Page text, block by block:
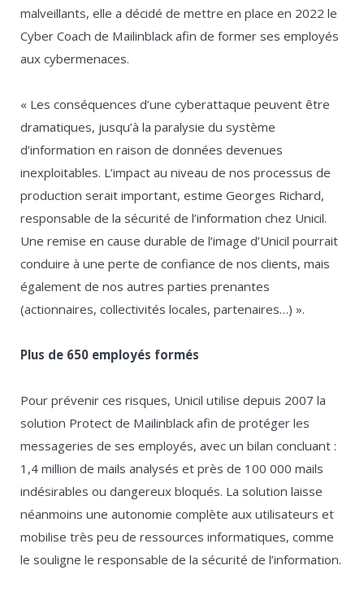
malveillants, elle a décidé de mettre en place en 2022 le
Cyber Coach de Mailinblack afin de former ses employés
aux cybermenaces.
« Les conséquences d’une cyberattaque peuvent être
dramatiques, jusqu’à la paralysie du système
d’information en raison de données devenues
inexploitables. L’impact au niveau de nos processus de
production serait important, estime Georges Richard,
responsable de la sécurité de l’information chez Unicil.
Une remise en cause durable de l’image d’Unicil pourrait
conduire à une perte de confiance de nos clients, mais
également de nos autres parties prenantes
(actionnaires, collectivités locales, partenaires…) ».
Plus de 650 employés formés
Pour prévenir ces risques, Unicil utilise depuis 2007 la
solution Protect de Mailinblack afin de protéger les
messageries de ses employés, avec un bilan concluant :
1,4 million de mails analysés et près de 100 000 mails
indésirables ou dangereux bloqués. La solution laisse
néanmoins une autonomie complète aux utilisateurs et
mobilise très peu de ressources informatiques, comme
le souligne le responsable de la sécurité de l’information.